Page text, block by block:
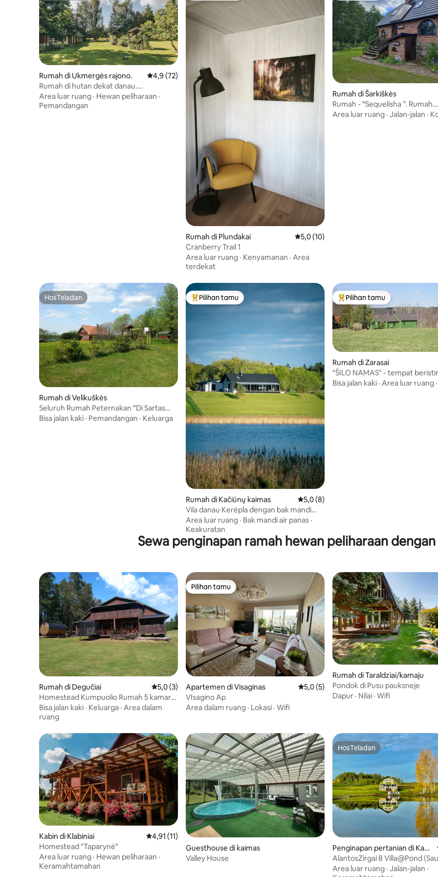
Rumah di Ukmergės rajono. Nilai rata-rata 4,9 dari 5, 72 ulasan
4,9 (72)
Rumah di hutan dekat danau.
Beristirahatlah di alam
Area luar ruang · Hewan peliharaan ·
Pemandangan
Rumah di Plundakai Nilai rata-rata 5,0 dari 5, 10 ulasan
5,0 (10)
Cranberry Trail 1
Area luar ruang · Kenyamanan · Area
terdekat
Rumah di Šarkiškės
Rumah - “Sequelisha ”. Rumah
Peternakan Grazie
Area luar ruang · Jalan-jalan ·
HosTeladan
HosTeladan
Rumah di Velikuškės
Seluruh Rumah Peternakan “Di Sartas
Waves”
Bisa jalan kaki · Pemandangan · Keluarga
Pilihan tamu terpopuler
Pilihan tamu
Rumah di Kačiūnų kaimas Nilai rata-rata 5,0 dari 5, 8 ulasan
5,0 (8)
Vila danau Kerėpla dengan bak mandi
dan sauna
Area luar ruang · Bak mandi air panas ·
Keakuratan
Pilihan tamu terpopuler
Pilihan tamu
Rumah di Zarasai
"ŠILO NAMAS" - tempat
yang nyaman, tenang, dan
Bisa jalan kaki · Area luar ruang ·
Sewa penginapan ramah hewan peliharaan
Rumah di Degučiai Nilai rata-rata 5,0 dari 5, 3 ulasan
5,0 (3)
Homestead Kumpuolio Rumah 5 kamar
tidur
Bisa jalan kaki · Keluarga · Area dalam
ruang
Pilihan tamu
Pilihan tamu
Apartemen di Visaginas Nilai rata-rata 5,0 dari 5, 5 ulasan
5,0 (5)
VIsagino Ap
Area dalam ruang · Lokasi · Wifi
Rumah di Taraldziai/kamaju
Pondok di Pusu pauksneje
Dapur · Nilai · Wifi
Kabin di Klabiniai Nilai rata-rata 4,91 dari 5, 11 ulasan
4,91 (11)
Homestead "Taparynė"
Area luar ruang · Hewan peliharaan ·
Keramahtamahan
Guesthouse di kaimas
Valley House
HosTeladan
HosTeladan
Penginapan pertanian di Kazl
ų km.
AlantosZirgai 8 Villa@Pond
Hottube ekstra)
Area luar ruang · Jalan-jalan ·